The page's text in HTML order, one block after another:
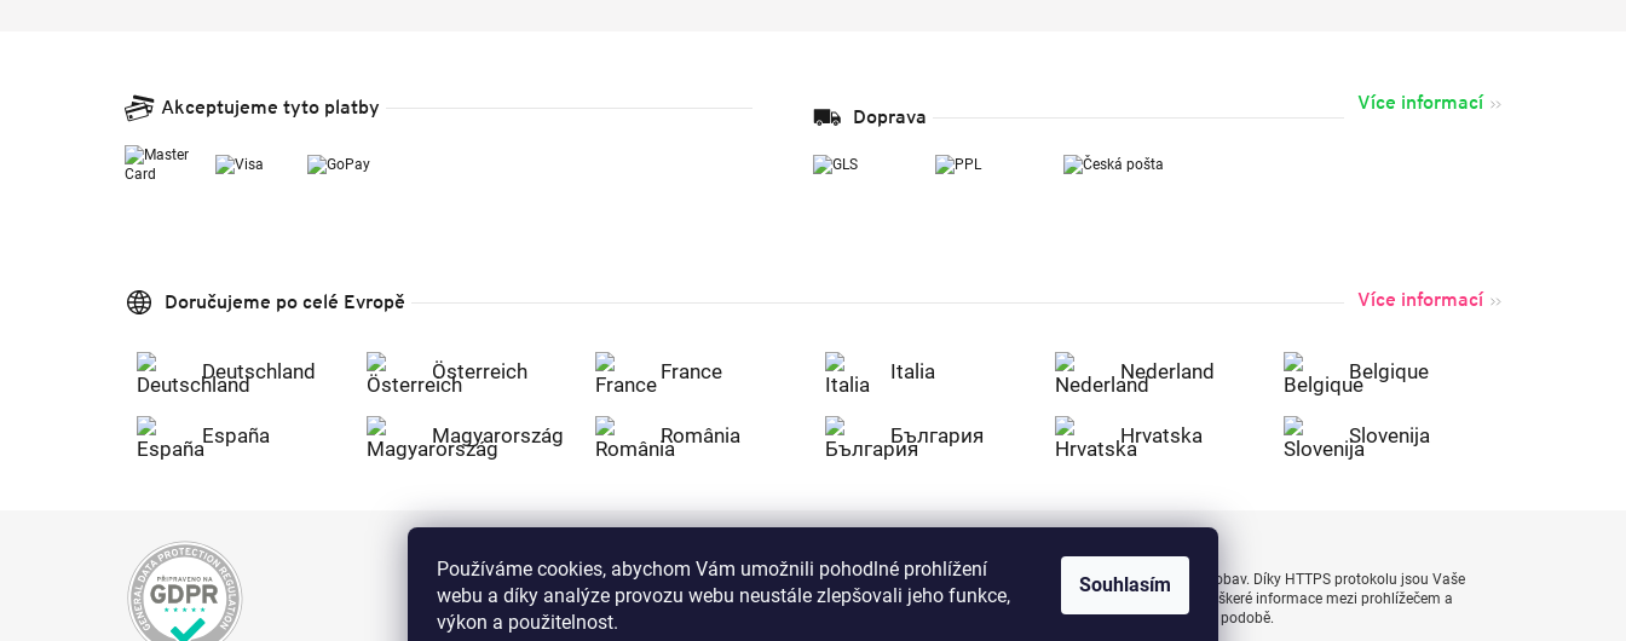
Používáme cookies, abychom Vám umožnili pohodlné prohlížení
webu a díky analýze provozu webu neustále zlepšovali jeho funkce,
výkon a použitelnost.
Souhlasím
Akceptujeme tyto platby Doprava
Více informací
Doručujeme po celé Evropě Více informací
Deutschland Österreich France Italia Nederland Belgique
España Magyarország România България Hrvatska Slovenija
Nakupujte na Zuty bezpečně a bez obav. Díky HTTPS protokolu jsou Vaše
citlivá data v naprostém bezpečí, veškeré informace mezi prohlížečem a
serverem se přenášejí v zašifrované podobě.